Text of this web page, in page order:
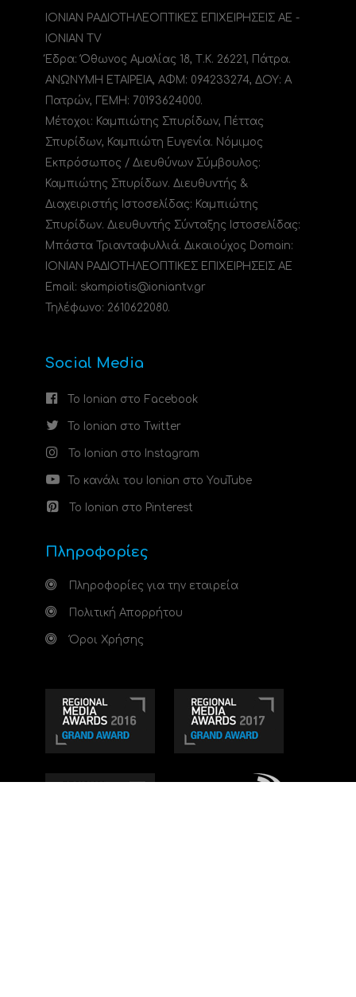
ΙΟΝΙΑΝ ΡΑΔΙΟΤΗΛΕΟΠΤΙΚΕΣ ΕΠΙΧΕΙΡΗΣΕΙΣ ΑΕ -
IONIAN TV
Έδρα: Όθωνος Αμαλίας 18, Τ.Κ. 26221, Πάτρα.
ΑΝΩΝΥΜΗ ΕΤΑΙΡΕΙΑ, ΑΦΜ: 094233274, ΔΟΥ: A
Πατρών, ΓΕΜΗ: 70193624000.
Μέτοχοι: Καμπιώτης Σπυρίδων, Πέττας
Σπυρίδων, Καμπιώτη Ευγενία. Νόμιμος
Εκπρόσωπος / Διευθύνων Σύμβουλος:
Καμπιώτης Σπυρίδων. Διευθυντής &
Διαχειριστής Ιστοσελίδας: Καμπιώτης
Σπυρίδων. Διευθυντής Σύνταξης Ιστοσελίδας:
Μπάστα Τριανταφυλλιά. Δικαιούχος Domain:
ΙΟΝΙΑΝ ΡΑΔΙΟΤΗΛΕΟΠΤΙΚΕΣ ΕΠΙΧΕΙΡΗΣΕΙΣ ΑΕ
Email: skampiotis@ioniantv.gr
Τηλέφωνο: 2610622080.
Social Media
Το Ionian στο Facebook
Το Ionian στο Twitter
Το Ionian στο Instagram
Το κανάλι του Ionian στο YouTube
Το Ionian στο Pinterest
Πληροφορίες
Πληροφορίες για την εταιρεία
Πολιτική Απορρήτου
Όροι Χρήσης